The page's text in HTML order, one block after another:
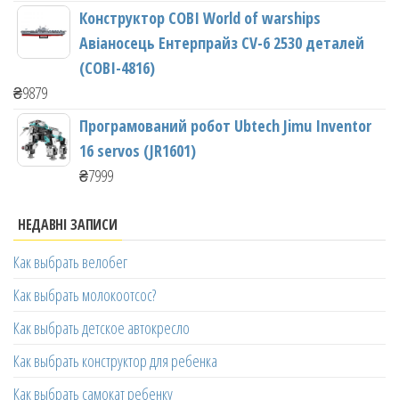
Конструктор COBI World of warships
Авіаносець Ентерпрайз CV-6 2530 деталей
(COBI-4816)
₴9879
Програмований робот Ubtech Jimu Inventor
16 servos (JR1601)
₴7999
НЕДАВНІ ЗАПИСИ
Как выбрать велобег
Как выбрать молокоотсос?
Как выбрать детское автокресло
Как выбрать конструктор для ребенка
Как выбрать самокат ребенку